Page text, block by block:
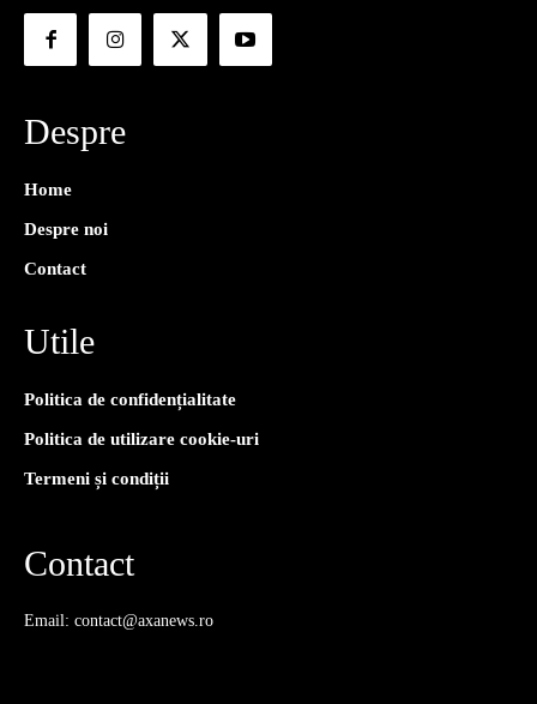
Despre
Home
Despre noi
Contact
Utile
Politica de confidențialitate
Politica de utilizare cookie-uri
Termeni și condiții
Contact
Email: contact@axanews.ro